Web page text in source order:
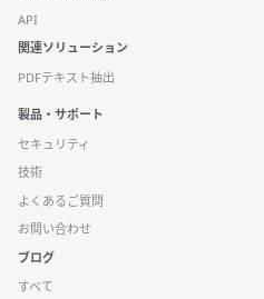
API
関連ソリューション
PDFテキスト抽出
製品・サポート
セキュリティ
技術
よくあるご質問
お問い合わせ
ブログ
すべて